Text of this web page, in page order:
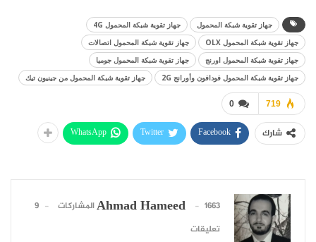
جهاز تقوية شبكة المحمول
جهاز تقوية شبكة المحمول 4G
جهاز تقوية شبكة المحمول OLX
جهاز تقوية شبكة المحمول اتصالات
جهاز تقوية شبكة المحمول اورنج
جهاز تقوية شبكة المحمول جوميا
جهاز تقوية شبكة المحمول فودافون وأورانج 2G
جهاز تقوية شبكة المحمول من جينيون تيك
0 719
شارك Facebook
Twitter
WhatsApp
Ahmad Hameed 1663 المشاركات
9
تعليقات